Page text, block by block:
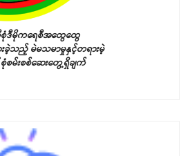
တီစုံဒီမိုကရေစီအထွေထွေ
းခဲ့သည့် မဲမသမာမှုနှင့်တရားမဲ့
စုံစမ်းစစ်ဆေးတွေ့ရှိချက်